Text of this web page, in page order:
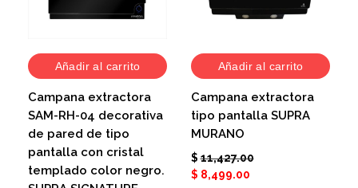
Añadir al carrito
Campana extractora
SAM-RH-04 decorativa
de pared de tipo
pantalla con cristal
templado color negro.
Añadir al carrito
Campana extractora
tipo pantalla SUPRA
MURANO
$ 11,427.00
$ 8,499.00